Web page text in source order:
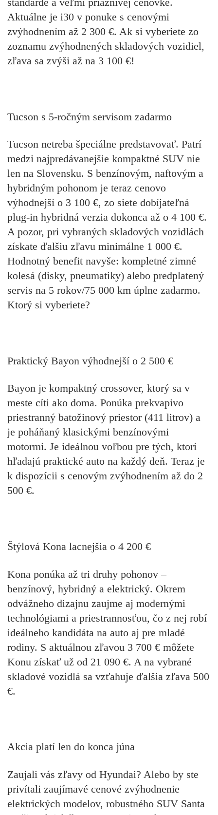
Aktuálne je i30 v ponuke s cenovými
zvýhodnením až 2 300 €. Ak si vyberiete zo
zoznamu zvýhodnených skladových vozidiel,
zľava sa zvýši až na 3 100 €!
Tucson s 5-ročným servisom zadarmo
Tucson netreba špeciálne predstavovať. Patrí
medzi najpredávanejšie kompaktné SUV nie
len na Slovensku. S benzínovým, naftovým a
hybridným pohonom je teraz cenovo
výhodnejší o 3 100 €, zo siete dobíjateľná
plug-in hybridná verzia dokonca až o 4 100 €.
A pozor, pri vybraných skladových vozidlách
získate ďalšiu zľavu minimálne 1 000 €.
Hodnotný benefit navyše: kompletné zimné
kolesá (disky, pneumatiky) alebo predplatený
servis na 5 rokov/75 000 km úplne zadarmo.
Ktorý si vyberiete?
Praktický Bayon výhodnejší o 2 500 €
Bayon je kompaktný crossover, ktorý sa v
meste cíti ako doma. Ponúka prekvapivo
priestranný batožinový priestor (411 litrov) a
je poháňaný klasickými benzínovými
motormi. Je ideálnou voľbou pre tých, ktorí
hľadajú praktické auto na každý deň. Teraz je
k dispozícii s cenovým zvýhodnením až do 2
500 €.
Štýlová Kona lacnejšia o 4 200 €
Kona ponúka až tri druhy pohonov –
benzínový, hybridný a elektrický. Okrem
odvážneho dizajnu zaujme aj modernými
technológiami a priestrannosťou, čo z nej robí
ideálneho kandidáta na auto aj pre mladé
rodiny. S aktuálnou zľavou 3 700 € môžete
Konu získať už od 21 090 €. A na vybrané
skladové vozidlá sa vzťahuje ďalšia zľava 500
€.
Akcia platí len do konca júna
Zaujali vás zľavy od Hyundai? Alebo by ste
privítali zaujímavé cenové zvýhodnenie
elektrických modelov, robustného SUV Santa